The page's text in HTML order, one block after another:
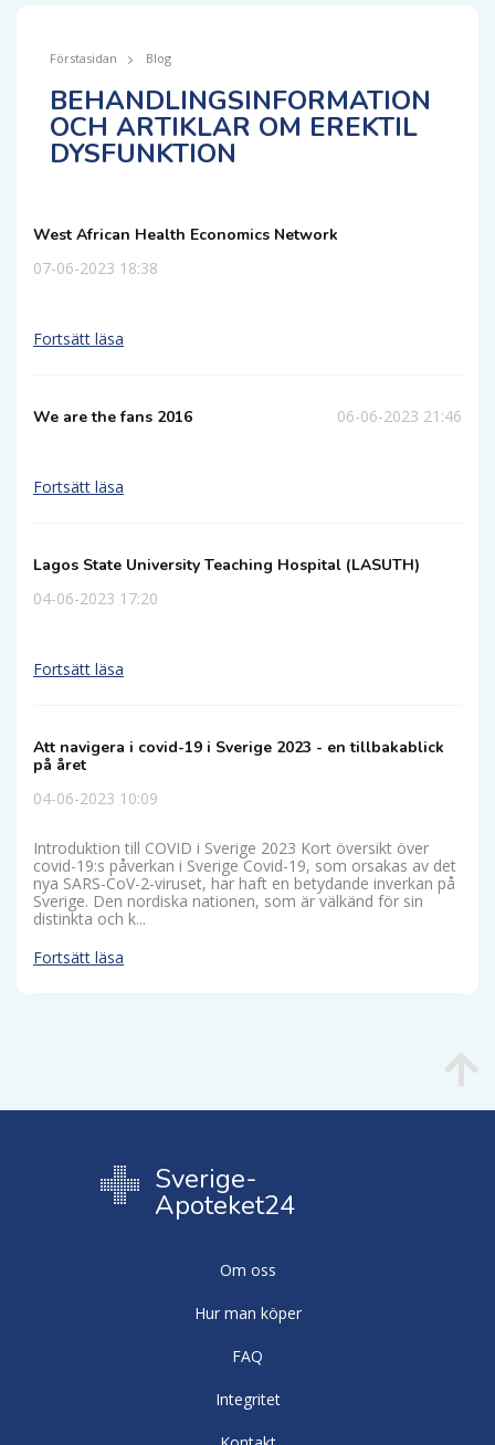
Förstasidan Blog
BEHANDLINGSINFORMATION
OCH ARTIKLAR OM EREKTIL
DYSFUNKTION
West African Health Economics Network
07-06-2023 18:38
Fortsätt läsa
We are the fans 2016 06-06-2023 21:46
Fortsätt läsa
Lagos State University Teaching Hospital (LASUTH)
04-06-2023 17:20
Fortsätt läsa
Att navigera i covid-19 i Sverige 2023 - en tillbakablick
på året
04-06-2023 10:09
Introduktion till COVID i Sverige 2023 Kort översikt över
covid-19:s påverkan i Sverige Covid-19, som orsakas av det
nya SARS-CoV-2-viruset, har haft en betydande inverkan på
Sverige. Den nordiska nationen, som är välkänd för sin
distinkta och k...
Fortsätt läsa
Sverige-
Apoteket24
Om oss
Hur man köper
FAQ
Integritet